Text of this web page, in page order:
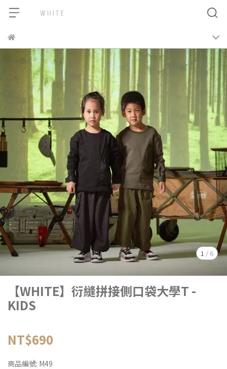
1 / 6
【WHITE】衍縫拼接側口袋大學T -
KIDS
NT$690
商品編號: M49